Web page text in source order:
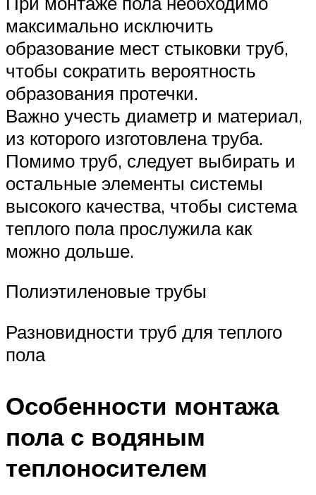
максимально исключить
образование мест стыковки труб,
чтобы сократить вероятность
образования протечки.
Важно учесть диаметр и материал,
из которого изготовлена труба.
Помимо труб, следует выбирать и
остальные элементы системы
высокого качества, чтобы система
теплого пола прослужила как
можно дольше.
Полиэтиленовые трубы
Разновидности труб для теплого
пола
Особенности монтажа
пола с водяным
теплоносителем